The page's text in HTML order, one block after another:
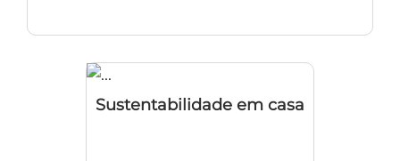
Sustentabilidade em casa